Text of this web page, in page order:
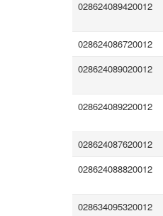
028624089420012
028624086720012
028624089020012
028624089220012
028624087620012
028624088820012
028634095320012